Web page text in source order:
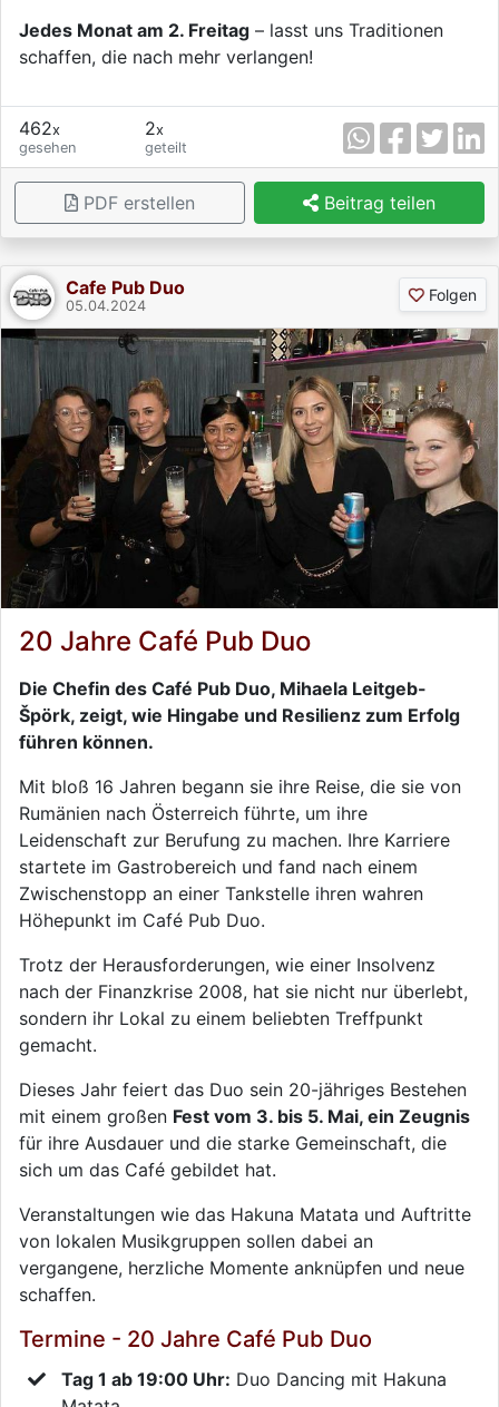
Jedes Monat am 2. Freitag – lasst uns Traditionen
schaffen, die nach mehr verlangen!
462x
gesehen
2x
geteilt
PDF erstellen Beitrag teilen
Cafe Pub Duo
05.04.2024
Folgen
20 Jahre Café Pub Duo
Die Chefin des Café Pub Duo, Mihaela Leitgeb-
Špörk, zeigt, wie Hingabe und Resilienz zum Erfolg
führen können.
Mit bloß 16 Jahren begann sie ihre Reise, die sie von
Rumänien nach Österreich führte, um ihre
Leidenschaft zur Berufung zu machen. Ihre Karriere
startete im Gastrobereich und fand nach einem
Zwischenstopp an einer Tankstelle ihren wahren
Höhepunkt im Café Pub Duo.
Trotz der Herausforderungen, wie einer Insolvenz
nach der Finanzkrise 2008, hat sie nicht nur überlebt,
sondern ihr Lokal zu einem beliebten Treffpunkt
gemacht.
Dieses Jahr feiert das Duo sein 20-jähriges Bestehen
mit einem großen Fest vom 3. bis 5. Mai, ein Zeugnis
für ihre Ausdauer und die starke Gemeinschaft, die
sich um das Café gebildet hat.
Veranstaltungen wie das Hakuna Matata und Auftritte
von lokalen Musikgruppen sollen dabei an
vergangene, herzliche Momente anknüpfen und neue
schaffen.
Termine - 20 Jahre Café Pub Duo
Tag 1 ab 19:00 Uhr: Duo Dancing mit Hakuna